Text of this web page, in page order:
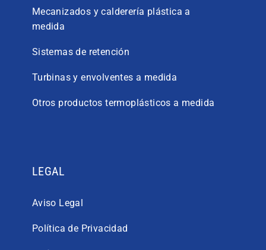
Mecanizados y calderería plástica a
medida
Sistemas de retención
Turbinas y envolventes a medida
Otros productos termoplásticos a medida
LEGAL
Aviso Legal
Política de Privacidad